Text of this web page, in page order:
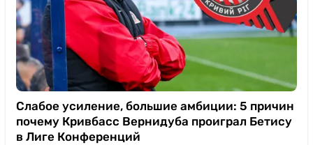
Слабое усиление, большие амбиции: 5 причин
почему Кривбасс Вернидуба проиграл Бетису
в Лиге Конференций